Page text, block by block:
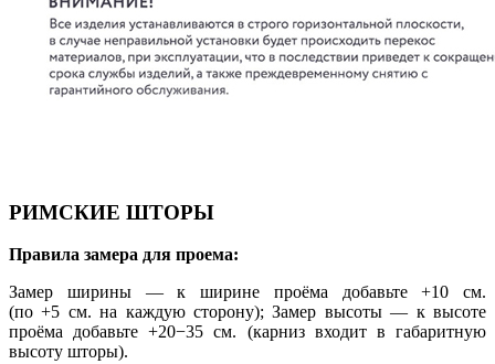
РИМСКИЕ ШТОРЫ
Правила замера для проема:
Замер ширины — к ширине проёма добавьте +10 см.
(по +5 см. на каждую сторону); Замер высоты — к высоте
проёма добавьте +20−35 см. (карниз входит в габаритную
высоту шторы).